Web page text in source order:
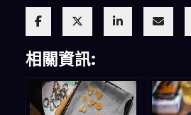
相關資訊: